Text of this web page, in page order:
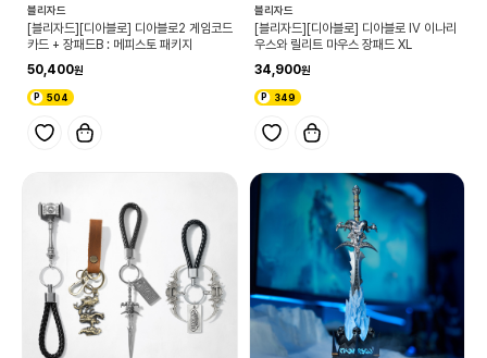
블리자드
[블리자드][디아블로] 디아블로2 게임코드
카드 + 장패드B : 메피스토 패키지
50,400
504
블리자드
[블리자드][디아블로] 디아블로 IV 이나리
우스와 릴리트 마우스 장패드 XL
34,900
349